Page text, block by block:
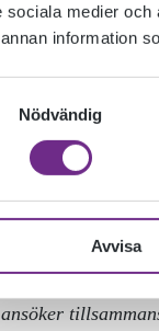
sociala medier
information
Nödvändig
Avvisa
till